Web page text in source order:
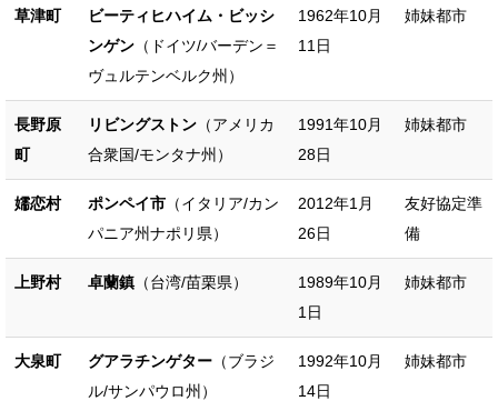
草津町
ビーティヒハイム・ビッシ
ンゲン （ドイツ/バーデン＝
ヴュルテンベルク州）
1962年10月
11日
姉妹都市
長野原
町
リビングストン （アメリカ
合衆国/モンタナ州）
1991年10月
28日
姉妹都市
嬬恋村 ポンペイ市 （イタリア/カン
パニア州ナポリ県）
2012年1月
26日
友好協定準
備
上野村 卓蘭鎮（台湾/苗栗県）
1989年10月
1日
姉妹都市
大泉町 グアラチンゲター （ブラジ
ル/サンパウロ州）
1992年10月
14日
姉妹都市